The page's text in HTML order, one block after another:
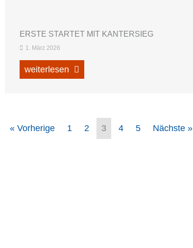
ERSTE STARTET MIT KANTERSIEG
1. März 2026
weiterlesen
« Vorherige 1 2 3 4 5 Nächste »